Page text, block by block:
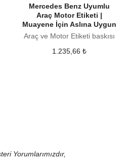
Mercedes Benz Uyumlu
Araç Motor Etiketi |
Muayene İçin Aslına Uygun
Araç ve Motor Etiketi baskısı
1.235,66₺
Yorumlarımızdır,